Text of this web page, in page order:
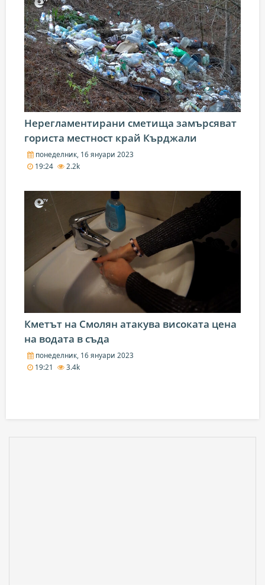
Нерегламентирани сметища замърсяват
гориста местност край Кърджали
понеделник, 16 януари 2023
19:24
2.2k
Кметът на Смолян атакува високата цена
на водата в съда
понеделник, 16 януари 2023
19:21
3.4k